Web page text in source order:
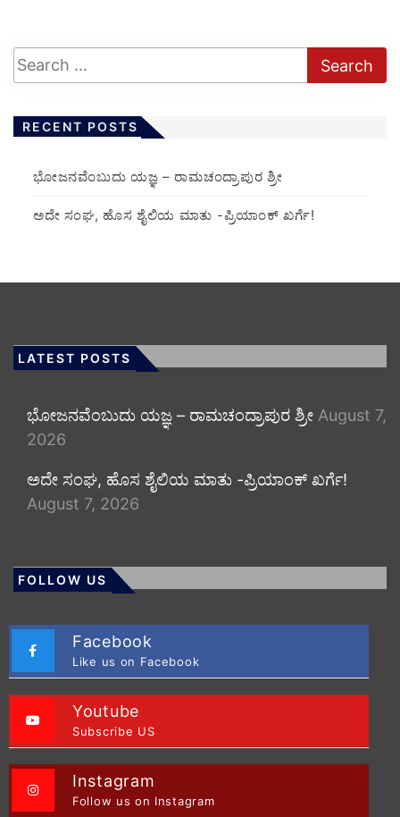
RECENT POSTS
ಭೋಜನವೆಂಬುದು ಯಜ್ಞ – ರಾಮಚಂದ್ರಾಪುರ ಶ್ರೀ
ಅದೇ ಸಂಘ, ಹೊಸ ಶೈಲಿಯ ಮಾತು -ಪ್ರಿಯಾಂಕ್ ಖರ್ಗೆ!
LATEST POSTS
ಭೋಜನವೆಂಬುದು ಯಜ್ಞ – ರಾಮಚಂದ್ರಾಪುರ ಶ್ರೀ August 7,
2026
ಅದೇ ಸಂಘ, ಹೊಸ ಶೈಲಿಯ ಮಾತು -ಪ್ರಿಯಾಂಕ್ ಖರ್ಗೆ!
August 7, 2026
FOLLOW US
Facebook
Like us on Facebook
Youtube
Subscribe US
Instagram
Follow us on Instagram